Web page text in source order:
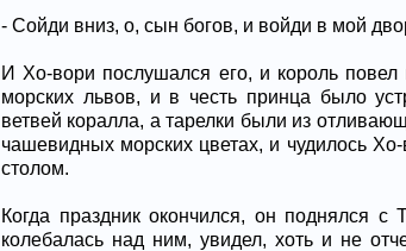
- Сойди вниз, о, сын богов, и войди в мой
И Хо-вори послушался его, и король
морских львов, и в честь принца было
ветвей коралла, а тарелки были из
чашевидных морских цветах, и чудилось
столом.
Когда праздник окончился, он поднялся
колебалась над ним, увидел, хоть и не